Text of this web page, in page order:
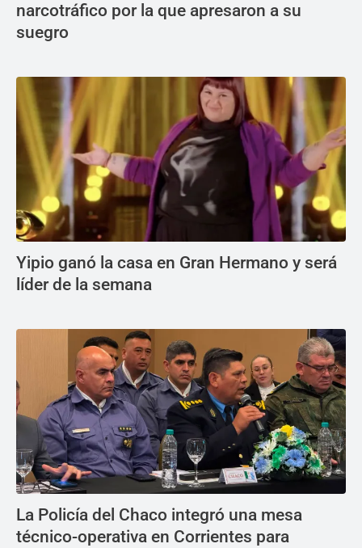
narcotráfico por la que apresaron a su
suegro
Yipio ganó la casa en Gran Hermano y será
líder de la semana
La Policía del Chaco integró una mesa
técnico-operativa en Corrientes para